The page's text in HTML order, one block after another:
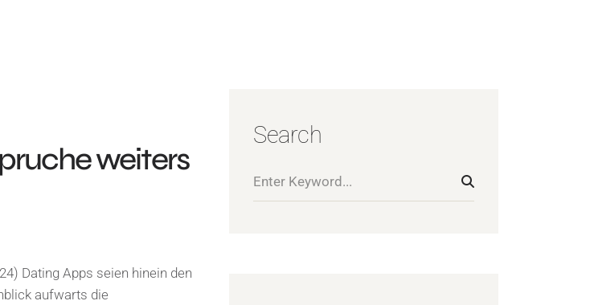
weiters
Dating Apps seien hinein den
aufwarts die
Search